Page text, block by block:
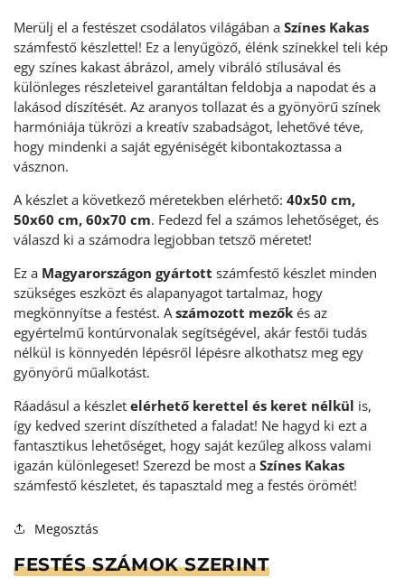
Merülj el a festészet csodálatos világában a Színes Kakas
számfestő készlettel! Ez a lenyűgöző, élénk színekkel teli kép
egy színes kakast ábrázol, amely vibráló stílusával és
különleges részleteivel garantáltan feldobja a napodat és a
lakásod díszítését. Az aranyos tollazat és a gyönyörű színek
harmóniája tükrözi a kreatív szabadságot, lehetővé téve,
hogy mindenki a saját egyéniségét kibontakoztassa a
vásznon.
A készlet a következő méretekben elérhető: 40x50 cm,
50x60 cm, 60x70 cm. Fedezd fel a számos lehetőséget, és
válaszd ki a számodra legjobban tetsző méretet!
Ez a Magyarországon gyártott számfestő készlet minden
szükséges eszközt és alapanyagot tartalmaz, hogy
megkönnyítse a festést. Aszámozott mezők és az
egyértelmű kontúrvonalak segítségével, akár festői tudás
nélkül is könnyedén lépésről lépésre alkothatsz meg egy
gyönyörű műalkotást.
Ráadásul a készlet elérhető kerettel és keret nélkül is,
így kedved szerint díszítheted a faladat! Ne hagyd ki ezt a
fantasztikus lehetőséget, hogy saját kezűleg alkoss valami
igazán különlegeset! Szerezd be most a Színes Kakas
számfestő készletet, és tapasztald meg a festés örömét!
Megosztás
FESTÉS SZÁMOK SZERINT